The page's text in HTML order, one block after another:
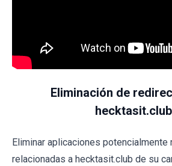
Eliminación de
Eliminar aplicaciones potencialmente
relacionadas a hecktasit.club de su